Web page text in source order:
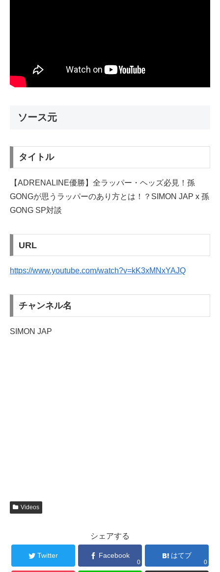
ソース元
タイトル
【ADRENALINE優勝】全ラッパー・ヘッズ必見！孫
GONGが思うラッパーのあり方とは！？SIMON JAP x 孫
GONG SP対談
URL
https://www.youtube.com/watch?v=kK3xMNxYAJQ
チャンネル名
SIMON JAP
Videos
シェアする
Twitter Facebook
0
はてブ
0